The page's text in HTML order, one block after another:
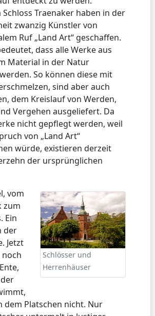
Traenaker haben in der
zwanzig Künstler von
Ruf „Land Art“ geschaffen.
dass alle Werke aus
Material in der Natur
So können diese mit
sind aber auch
dem Kreislauf von Werden,
Vergehen ausgeliefert. Da
nicht gepflegt werden, weil
von „Land Art“
würde, existieren derzeit
der ursprünglichen
Schlösser und
Herrenhäuser
vom
zum
Ein
der
Jetzt
noch
dem Platschen nicht. Nur